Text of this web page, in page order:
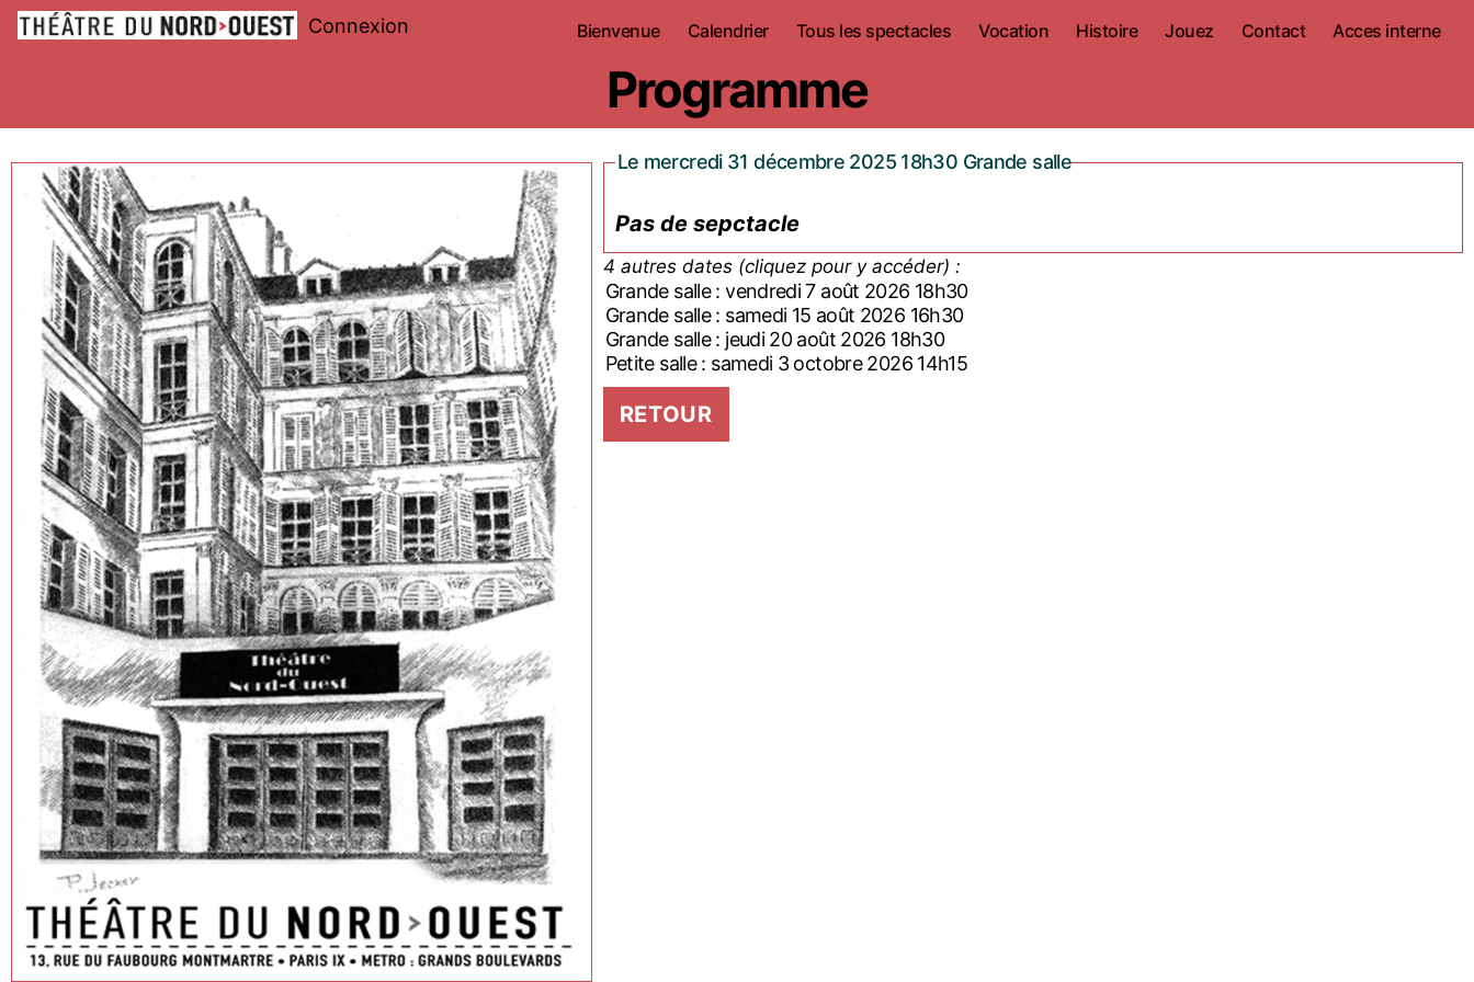
Connexion Bienvenue Calendrier Tous les spectacles Vocation Histoire Jouez Contact Acces interne
Programme
Le mercredi 31 décembre 2025 18h30 Grande salle
Pas de sepctacle
4 autres dates (cliquez pour y accéder) :
Grande salle : vendredi 7 août 2026 18h30
Grande salle : samedi 15 août 2026 16h30
Grande salle : jeudi 20 août 2026 18h30
Petite salle : samedi 3 octobre 2026 14h15